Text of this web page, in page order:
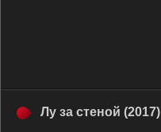
Лу за стеной (2017)